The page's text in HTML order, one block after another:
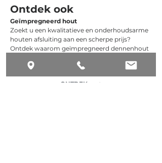
Ontdek ook
Geïmpregneerd hout
Zoekt u een kwalitatieve en onderhoudsarme
houten afsluiting aan een scherpe prijs?
Ontdek waarom geïmpregneerd dennenhout
voor tuinomheiningen.
ONTDEK